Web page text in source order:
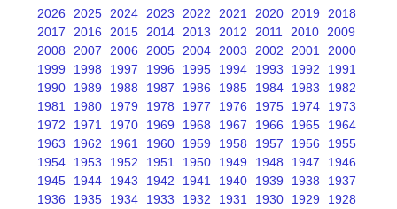
2026 2025 2024 2023 2022 2021 2020 2019
2018
2017
2016 2015 2014 2013 2012 2011 2010 2009
2008
2007 2006 2005 2004 2003 2002 2001
2000
1999
1998 1997 1996 1995 1994 1993 1992
1991
1990
1989 1988 1987 1986 1985 1984 1983
1982
1981
1980 1979 1978 1977 1976 1975 1974
1973
1972
1971 1970 1969 1968 1967 1966 1965
1964
1963
1962 1961 1960 1959 1958 1957 1956
1955
1954
1953 1952 1951 1950 1949 1948 1947
1946
1945
1944 1943 1942 1941 1940 1939 1938
1937
1936
1935 1934 1933 1932 1931 1930 1929
1928